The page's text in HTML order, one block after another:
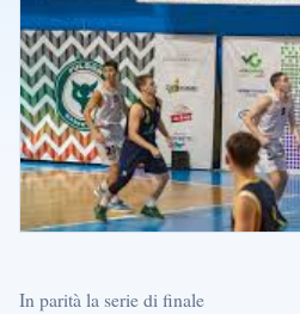
In parità la serie di finale